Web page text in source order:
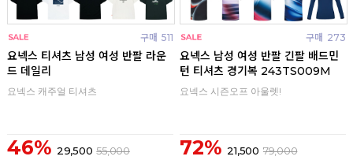
구매 511
요넥스 티셔츠 남성 여성 반팔 라운
드 데일리
요넥스 캐주얼 티셔츠
46% 29,500 55,000
구매 273
요넥스 남성 여성 반팔 긴팔 배드민
턴 티셔츠 경기복 243TS009M
요넥스 시즌오프 아울렛!
72% 21,500 79,000